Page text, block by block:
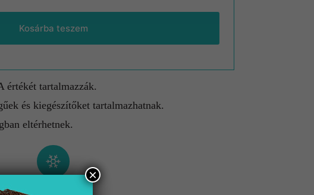
Kosárba teszem
értékét tartalmazzák.
és kiegészítőket tartalmazhatnak.
eltérhetnek.
×